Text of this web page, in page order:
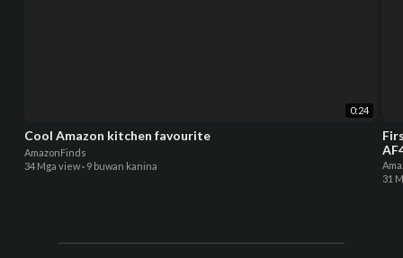
0:24
Cool Amazon kitchen favourite
AmazonFinds
34 Mga view· 9 buwan kanina
31